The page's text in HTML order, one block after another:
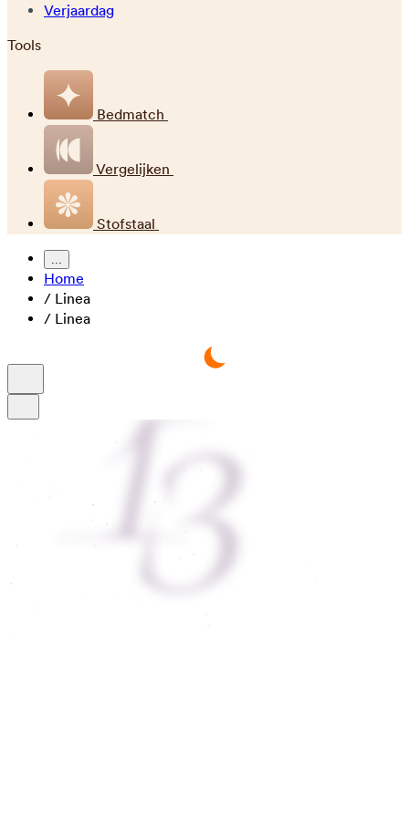
Verjaardag
Tools
Bedmatch
Vergelijken
Stofstaal
...
Home
/ Linea
/ Linea